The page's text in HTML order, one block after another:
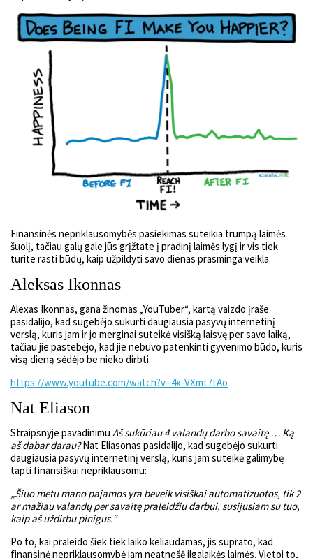
Finansinės nepriklausomybės pasiekimas suteikia trumpą laimės
šuolį, tačiau galų gale jūs grįžtate į pradinį laimės lygį ir vis tiek
turite rasti būdų, kaip užpildyti savo dienas prasminga veikla.
Aleksas Ikonnas
Alexas Ikonnas, gana žinomas „YouTuber“, kartą vaizdo įraše
pasidalijo, kad sugebėjo sukurti daugiausia pasyvų internetinį
verslą, kuris jam ir jo merginai suteikė visišką laisvę per savo laiką,
tačiau jie pastebėjo, kad jie nebuvo patenkinti gyvenimo būdo, kuris
visą dieną sėdėjo be nieko dirbti.
https://www.youtube.com/watch?v=4x-VXmt7tAo
Nat Eliason
Straipsnyje pavadinimu Aš sukūriau 4 valandų darbo savaitę … Ką
aš dabar darau?Nat Eliasonas pasidalijo, kad sugebėjo sukurti
daugiausia pasyvų internetinį verslą, kuris jam suteikė galimybę
tapti finansiškai nepriklausomu:
„Šiuo metu mano pajamos yra beveik visiškai automatizuotos, tik 2
ar mažiau valandų per savaitę praleidžiu darbui, susijusiam su tuo,
kaip aš uždirbu pinigus.“
Po to, kai praleido šiek tiek laiko keliaudamas, jis suprato, kad
finansinė nepriklausomybė jam neatnešė ilgalaikės laimės. Vietoj to,